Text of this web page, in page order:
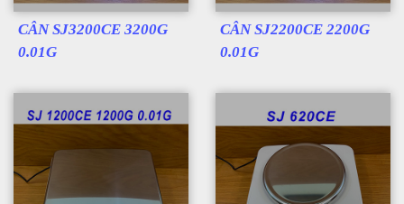
CÂN SJ3200CE 3200G
0.01G
CÂN SJ2200CE 2200G
0.01G